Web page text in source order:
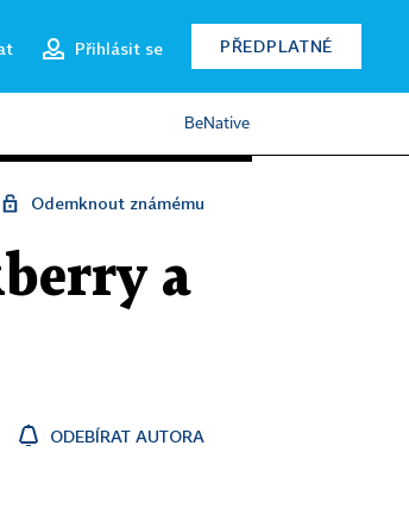
Přihlásit se PŘEDPLATNÉ
BeNative
Odemknout známému
a
ODEBÍRAT AUTORA